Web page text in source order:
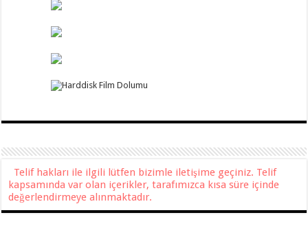
Telif hakları ile ilgili lütfen bizimle iletişime geçiniz. Telif
kapsamında var olan içerikler, tarafımızca kısa süre içinde
değerlendirmeye alınmaktadır.